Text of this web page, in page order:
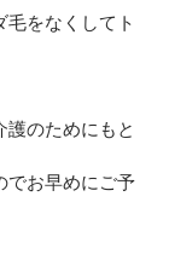
をなくしてト
護のためにもと
でお早めにご予